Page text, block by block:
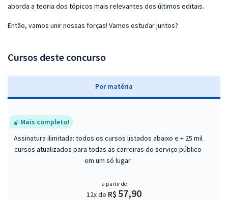
aborda a teoria dos tópicos mais relevantes dos últimos editais.
Então, vamos unir nossas forças! Vamos estudar juntos?
Cursos deste concurso
Por matéria
Mais completo!
Assinatura ilimitada: todos os cursos listados abaixo e + 25 mil
cursos atualizados para todas as carreiras do serviço público
em um só lugar.
a partir de
12x de R$ 57,90